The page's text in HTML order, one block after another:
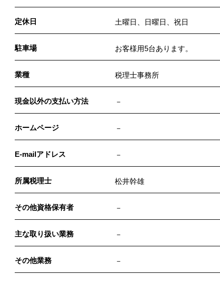
定休日 土曜日、日曜日、祝日
駐車場 お客様用5台あります。
業種 税理士事務所
現金以外の支払い方法 －
ホームページ －
E-mailアドレス －
所属税理士 松井幹雄
その他資格保有者 －
主な取り扱い業務 －
その他業務 －